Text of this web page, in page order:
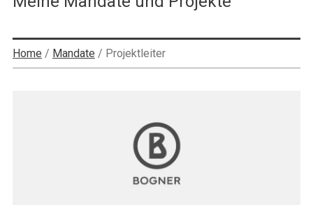
Home / Mandate / Projektleiter